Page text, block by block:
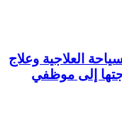
العلاجية وعلاج
إلى موظفي